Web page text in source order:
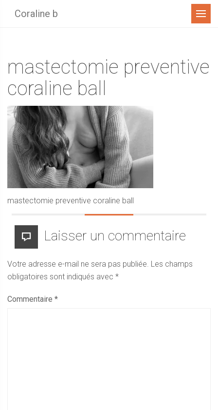
Coraline b Menu
mastectomie preventive
coraline ball
mastectomie preventive coraline ball
Laisser un commentaire
Votre adresse e-mail ne sera pas publiée. Les champs
obligatoires sont indiqués avec *
Commentaire *